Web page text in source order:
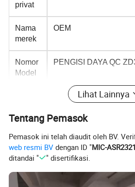
privat
Nama
merek
OEM
Nomor
Model
PENGISI DAYA QC
input
arus
100 V/0,6A
tegang
an dan
arus
5V/3A 9V/3A, 12V/
Lihat Lainnya
Tentang Pemasok
Pemasok ini telah diaudit oleh BV.
web resmi BV dengan ID "MIC-
ditandai "
" disertifikasi.